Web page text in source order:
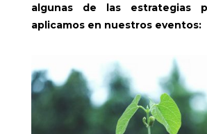
algunas de las estrategias
aplicamos en nuestros eventos: